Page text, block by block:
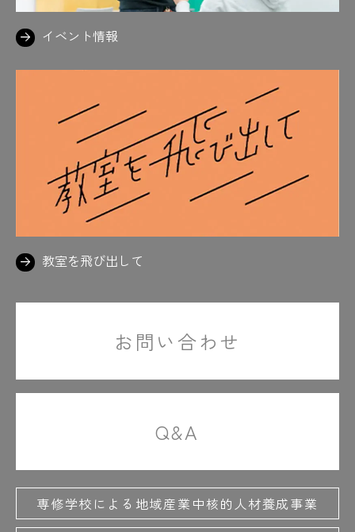
イベント情報
教室を飛び出して
お問い合わせ
Q&A
専修学校による地域産業中核的人材養成事業